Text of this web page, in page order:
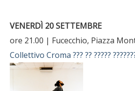
VENERDÌ 20 SETTEMBRE
ore 21.00 | Fucecchio, Piazza
Collettivo Croma ??? ?? ?????